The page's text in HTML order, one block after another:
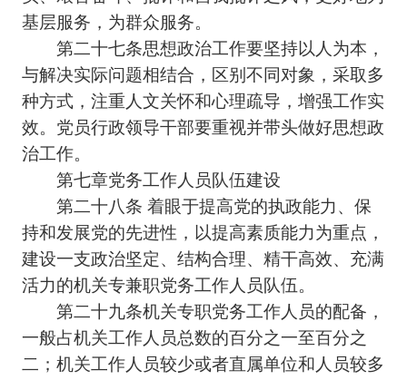
基层服务，为群众服务。
第二十七条思想政治工作要坚持以人为本，
与解决实际问题相结合，区别不同对象，采取多
种方式，注重人文关怀和心理疏导，增强工作实
效。党员行政领导干部要重视并带头做好思想政
治工作。
第七章党务工作人员队伍建设
第二十八条 着眼于提高党的执政能力、保
持和发展党的先进性，以提高素质能力为重点，
建设一支政治坚定、结构合理、精干高效、充满
活力的机关专兼职党务工作人员队伍。
第二十九条机关专职党务工作人员的配备，
一般占机关工作人员总数的百分之一至百分之
二；机关工作人员较少或者直属单位和人员较多